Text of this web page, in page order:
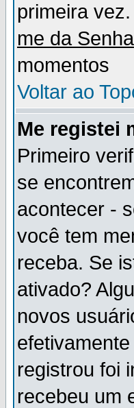
primeira
me da Senha
momentos
Voltar ao
Me registei
Primeiro
se
acontecer -
você tem
receba. Se
ativado?
novos
efetivamente
registrou foi
recebeu um